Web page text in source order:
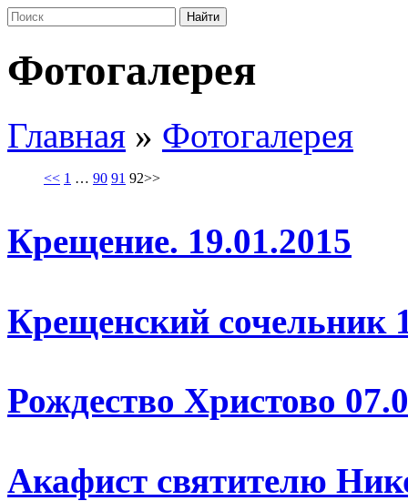
Фотогалерея
Главная » Фотогалерея
<< 1 … 90 91 92>>
Крещение. 19.01.2015
Крещенский сочельник
Рождество Христово
Акафист святителю